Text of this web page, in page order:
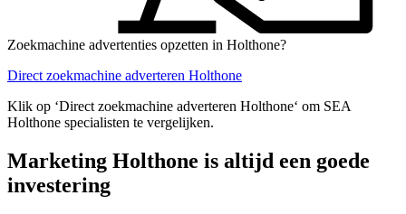
Zoekmachine advertenties opzetten in Holthone?
Direct zoekmachine adverteren Holthone
Klik op ‘Direct zoekmachine adverteren Holthone‘ om SEA
Holthone specialisten te vergelijken.
Marketing Holthone is altijd een goede
investering